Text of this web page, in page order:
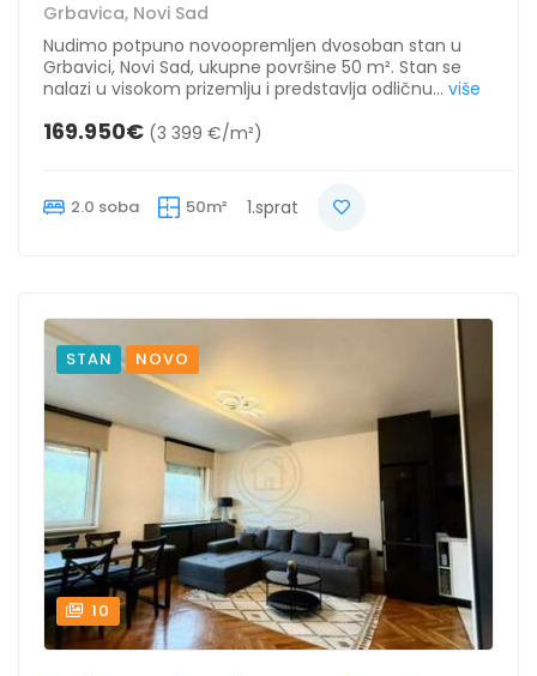
Grbavica, Novi Sad
Nudimo potpuno novoopremljen dvosoban stan u
Grbavici, Novi Sad, ukupne površine 50 m². Stan se
nalazi u visokom prizemlju i predstavlja odličnu... više
169.950€ (3 399 €/m²)
2.0 soba 50m² 1.sprat
STAN NOVO
10